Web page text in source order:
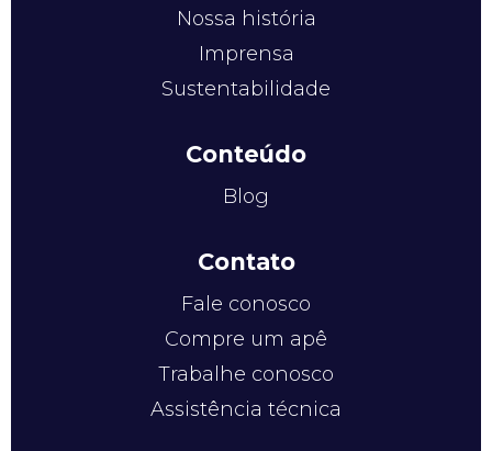
Nossa história
Imprensa
Sustentabilidade
Conteúdo
Blog
Contato
Fale conosco
Compre um apê
Trabalhe conosco
Assistência técnica